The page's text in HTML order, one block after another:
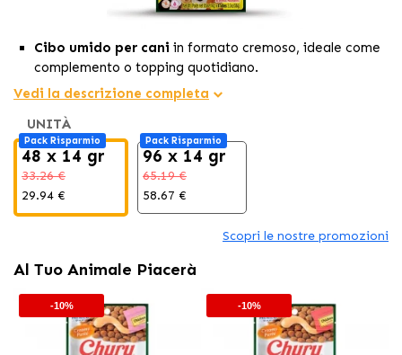
Cibo umido per cani in formato cremoso, ideale come
complemento o topping quotidiano.
Preparato conpollo naturale e zucca
Consistenza morbida e saporita che esalta il sapore del
cibo secco e migliora l’appetito.
Vedi la descrizione completa
UNITÀ
Pack Risparmio
48 x 14 gr
33.26 €
29.94 €
Pack Risparmio
96 x 14 gr
65.19 €
58.67 €
Scopri le nostre promozioni
Al Tuo Animale Piacerà
-10% -10%